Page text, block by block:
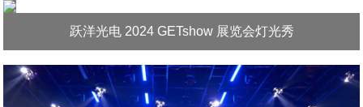
跃洋光电 2024 GETshow 展览会灯光秀